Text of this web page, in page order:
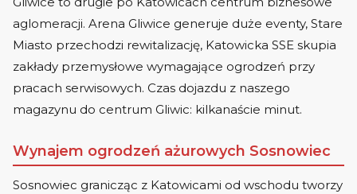
aglomeracji. Arena Gliwice generuje duże eventy, Stare
Miasto przechodzi rewitalizację, Katowicka SSE skupia
zakłady przemysłowe wymagające ogrodzeń przy
pracach serwisowych. Czas dojazdu z naszego
magazynu do centrum Gliwic: kilkanaście minut.
Wynajem ogrodzeń ażurowych Sosnowiec
Sosnowiec granicząc z Katowicami od wschodu tworzy